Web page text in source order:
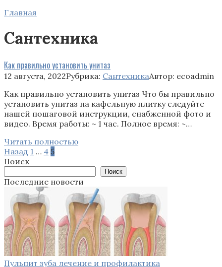
Главная
Сантехника
Как правильно установить унитаз
12 августа, 2022Рубрика: СантехникаАвтор: ecoadmin
Как правильно установить унитаз Что бы правильно
установить унитаз на кафельную плитку следуйте
нашей пошаговой инструкции, снабженной фото и
видео. Время работы: ~ 1 час. Полное время: ~…
Читать полностью
Пагинация
записей
Назад 1 … 4 5
Поиск
Поиск
Последние новости
Пульпит зуба лечение и профилактика